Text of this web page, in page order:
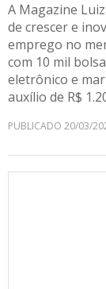
A Magazine
de crescer e
emprego no
com 10 mil
eletrônico e
auxílio de R$
PUBLICADO 20/03/